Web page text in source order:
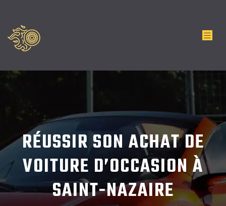
RÉUSSIR SON ACHAT DE
VOITURE D’OCCASION À
SAINT-NAZAIRE